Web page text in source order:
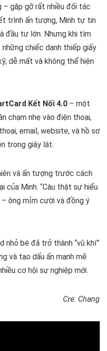
gặp gỡ rất nhiều đối tác
trình ấn tượng, Minh tự tin
đầu tư lớn. Nhưng khi tìm
chiếc danh thiếp giấy
dễ mất và không thể hiện
Kết Nối 4.0 – một
chạm nhẹ vào điện thoại,
email, website, và hồ sơ
trong giây lát.
và ấn tượng trước cách
của Minh. “Cậu thật sự hiểu
ông mỉm cười và đồng ý
nhỏ bé đã trở thành “vũ khí”
và tạo dấu ấn mạnh mẽ
cơ hội sự nghiệp mới.
Cre: Chang